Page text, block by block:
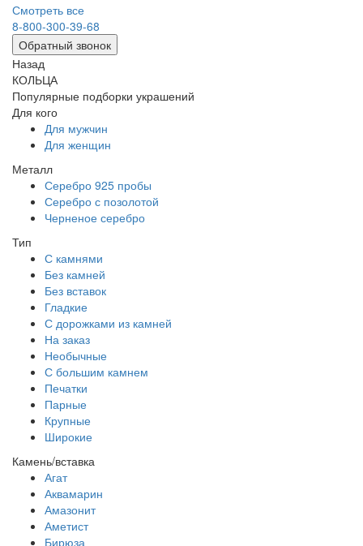
Смотреть все
8-800-300-39-68
Обратный звонок
Назад
КОЛЬЦА
Популярные подборки украшений
Для кого
Для мужчин
Для женщин
Металл
Серебро 925 пробы
Серебро с позолотой
Черненое серебро
Тип
С камнями
Без камней
Без вставок
Гладкие
С дорожками из камней
На заказ
Необычные
С большим камнем
Печатки
Парные
Крупные
Широкие
Камень/вставка
Агат
Аквамарин
Амазонит
Аметист
Бирюза